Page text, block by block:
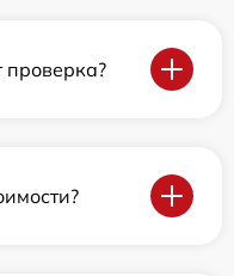
проверка?